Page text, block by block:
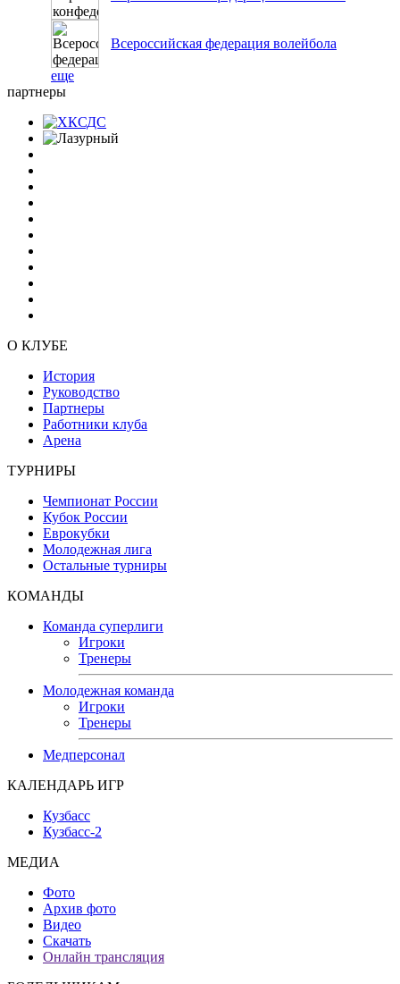
Всероссийская федерация волейбола
еще
партнеры
О КЛУБЕ
История
Руководство
Партнеры
Работники клуба
Арена
ТУРНИРЫ
Чемпионат России
Кубок России
Еврокубки
Молодежная лига
Остальные турниры
КОМАНДЫ
Команда суперлиги
Игроки
Тренеры
Молодежная команда
Игроки
Тренеры
Медперсонал
КАЛЕНДАРЬ ИГР
Кузбасс
Кузбасс-2
МЕДИА
Фото
Архив фото
Видео
Скачать
Онлайн трансляция